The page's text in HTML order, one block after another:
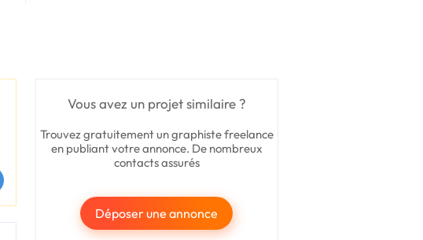
Vous avez un projet similaire ?
Trouvez gratuitement un graphiste freelance
en publiant votre annonce. De nombreux
contacts assurés
Déposer une annonce